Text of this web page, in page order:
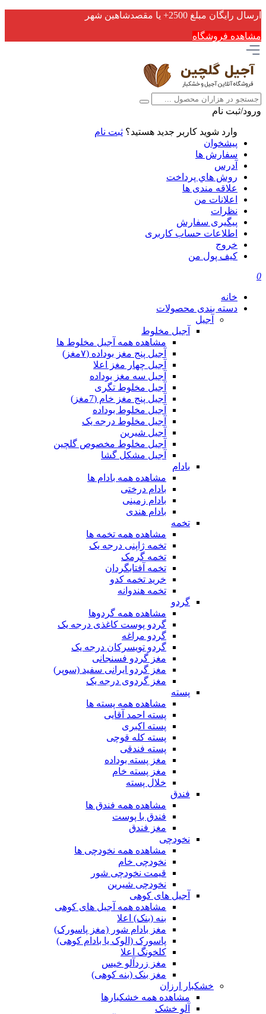
ارسال رایگان مبلغ 2500+ یا مقصدشاهین شهر
مشاهده فروشگاه
ورود/ثبت نام
وارد شوید کاربر جدید هستید؟ ثبت نام
پیشخوان
سفارش ها
آدرس
روش هاي پرداخت
علاقه مندی ها
اعلانات من
نظرات
پیگیری سفارش
اطلاعات حساب كاربری
خروج
کیف پول من
0
خانه
دسته بندی محصولات
آجیل
آجیل مخلوط
مشاهده همه آجیل مخلوط ها
آجیل پنج مغز بوداده (۷مغز)
آجیل چهار مغز اعلا
آجیل سه مغز بوداده
آجیل مخلوط تگری
آجیل پنج مغز خام (7مغز)
آجیل مخلوط بوداده
آجیل مخلوط درجه یک
آجیل شیرین
آجیل مخلوط مخصوص گلچین
آجیل مشکل گشا
بادام
مشاهده همه بادام ها
بادام درختی
بادام زمینی
بادام هندی
تخمه
مشاهده همه تخمه ها
تخمه ژاپنی درجه یک
تخمه گرمک
تخمه آفتابگردان
خرید تخمه کدو
تخمه هندوانه
گردو
مشاهده همه گردوها
گردو پوست کاغذی درجه یک
گردو مراغه
گردو تویسرکان درجه یک
مغز گردو فسنجانی
مغز گردو ایرانی سفید (سوپر)
مغز گردوی درجه یک
پسته
مشاهده همه پسته ها
پسته احمد آقایی
پسته اکبری
پسته کله قوچی
پسته فندقی
مغز پسته بوداده
مغز پسته خام
خلال پسته
فندق
مشاهده همه فندق ها
فندق با پوست
مغز فندق
نخودچی
مشاهده همه نخودچی ها
نخودچی خام
قیمت نخودچی شور
نخودچی شیرین
آجیل های کوهی
مشاهده همه آجیل های کوهی
بنه (بنک) اعلا
مغز بادام شور (مغز پاسورک)
پاسورک (الوک یا بادام کوهی)
کلخونگ اعلا
مغز زردآلو خیس
مغز بنک (بنه کوهی)
خشکبار ارزان
مشاهده همه خشکبارها
آلو خشک